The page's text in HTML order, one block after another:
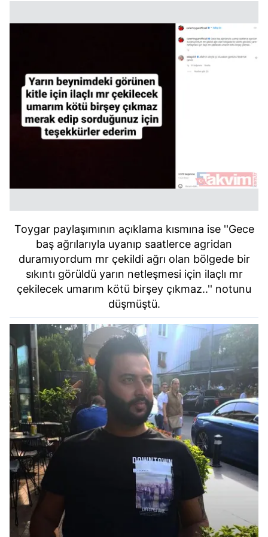
Toygar paylaşımının açıklama kısmına ise ''Gece
baş ağrılarıyla uyanıp saatlerce agridan
duramıyordum mr çekildi ağrı olan bölgede bir
sıkıntı görüldü yarın netleşmesi için ilaçlı mr
çekilecek umarım kötü birşey çıkmaz..'' notunu
düşmüştü.